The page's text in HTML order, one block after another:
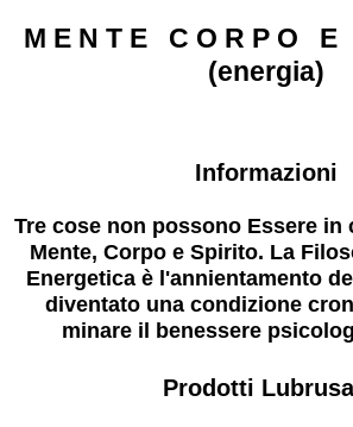
M E N T E C O R P O E
(energia)
Informazioni
Tre cose non possono Essere
Mente, Corpo e Spirito. La
Energetica è l'annientamento
diventato una condizione
minare il benessere
Prodotti